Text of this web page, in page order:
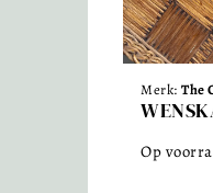
Merk: The
Op